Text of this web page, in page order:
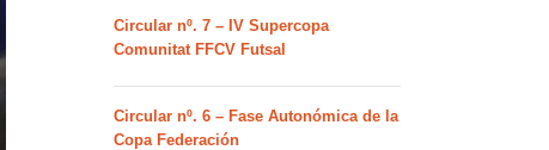
Circular nº. 7 – IV Supercopa
Comunitat FFCV Futsal
Circular nº. 6 – Fase Autonómica de la
Copa Federación